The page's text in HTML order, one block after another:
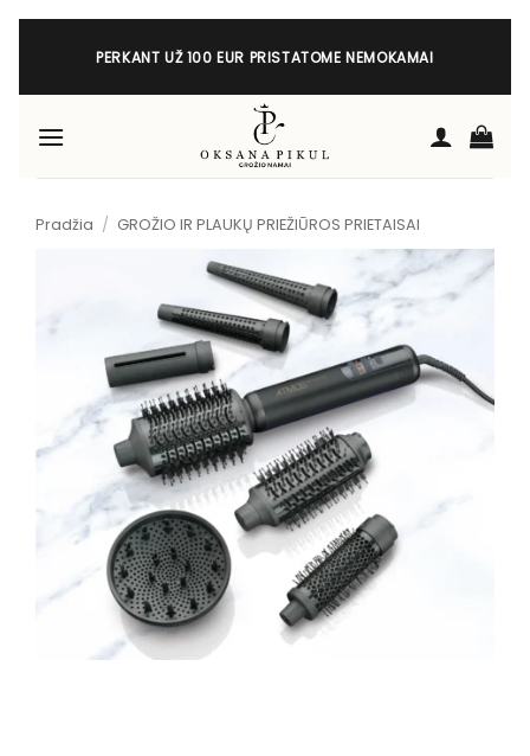
Skip
PERKANT UŽ 100 EUR PRISTATOME NEMOKAMAI
Pradžia / GROŽIO IR PLAUKŲ PRIEŽIŪROS PRIETAISAI